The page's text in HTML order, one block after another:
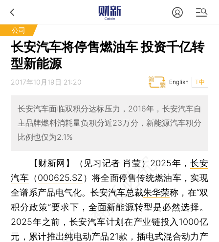
公司
长安汽车将停售燃油车 投资千亿转
型新能源
2017年10月19日 21:20 T中
English
长安汽车面临双积分达标压力，2016年，长安汽车自
主品牌燃料消耗量负积分近23万分，新能源汽车积分
比例也仅为2.1%
【财新网】（见习记者 肖莹） 2025年，长安
汽车 （000625.SZ ）将全面停售传统燃油车，实现
全谱系产品电气化。长安汽车总裁朱华荣称，在“双
积分政策”要求下，全面新能源转型是必然选择。
2025年之前，长安汽车计划在产业链投入1000亿
元，累计推出纯电动产品21款，插电式混合动力产